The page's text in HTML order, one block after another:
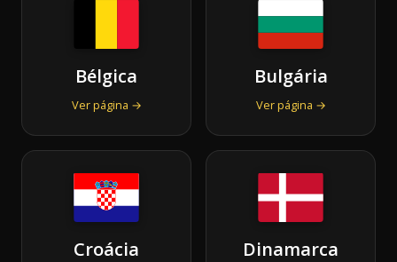
Bélgica
Ver página →
Bulgária
Ver página →
Croácia Dinamarca